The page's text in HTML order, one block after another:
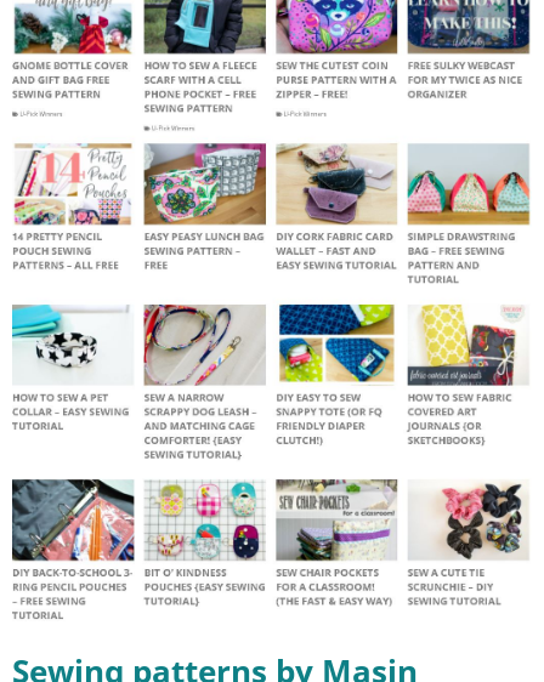
Sewing patterns by Masin